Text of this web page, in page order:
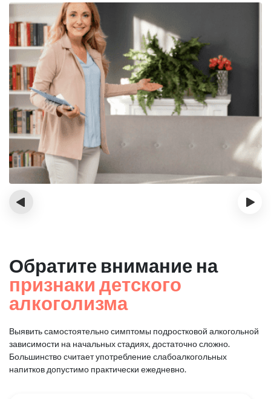
‹ ›
Обратите внимание на
признаки детского
алкоголизма
Выявить самостоятельно симптомы подростковой алкогольной
зависимости на начальных стадиях, достаточно сложно.
Большинство считает употребление слабоалкогольных
напитков допустимо практически ежедневно.